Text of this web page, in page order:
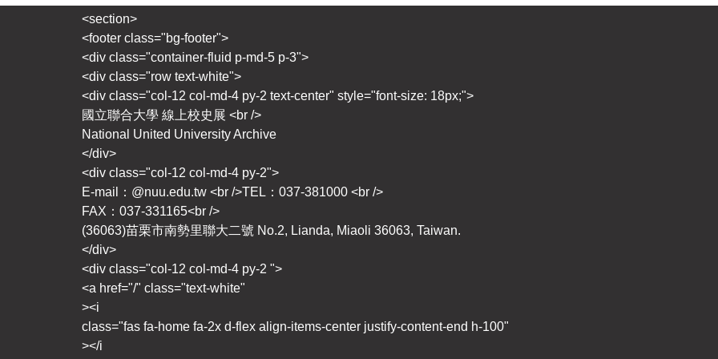
<section>
<footer class="bg-footer">
<div class="container-fluid p-md-5 p-3">
<div class="row text-white">
<div class="col-12 col-md-4 py-2 text-center" style="font-size: 18px;">
國立聯合大學 線上校史展 <br />
National United University Archive
</div>
<div class="col-12 col-md-4 py-2">
E-mail：@nuu.edu.tw <br />TEL：037-381000 <br />
FAX：037-331165<br />
(36063)苗栗市南勢里聯大二號 No.2, Lianda, Miaoli 36063, Taiwan.
</div>
<div class="col-12 col-md-4 py-2 ">
<a href="/" class="text-white"
><i
class="fas fa-home fa-2x d-flex align-items-center justify-content-end h-100"
></i